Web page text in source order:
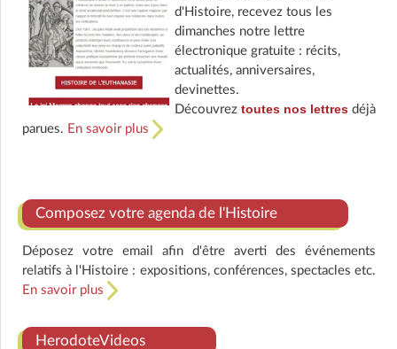
d'Histoire, recevez tous les
dimanches notre lettre
électronique gratuite : récits,
actualités, anniversaires,
devinettes.
Découvrez toutes nos lettresdéjà
parues. En savoir plus
Composez votre agenda de l'Histoire
Déposez votre email afin d'être averti des événements
relatifs à l'Histoire : expositions, conférences, spectacles etc.
En savoir plus
HerodoteVideos